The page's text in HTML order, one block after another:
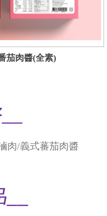
茄肉醬(全素)
肉/義式蕃茄肉醬